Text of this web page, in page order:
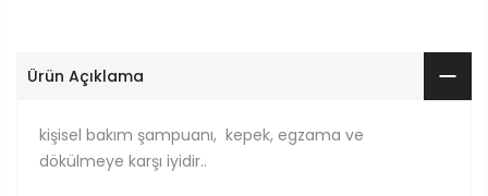
Ürün Açıklama
kişisel bakım şampuanı, kepek, egzama ve
dökülmeye karşı iyidir..